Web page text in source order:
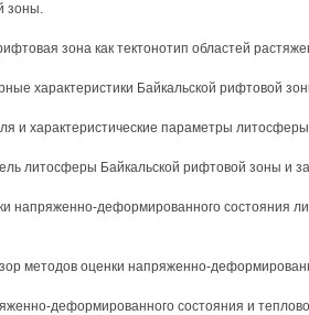
зоны.
зона как тектонотип областей
характеристики Байкальской рифтовой
и характеристические параметры
литосферы Байкальской рифтовой зоны и
напряженно-деформированного состояния
методов оценки напряженно-
деформированного состояния и